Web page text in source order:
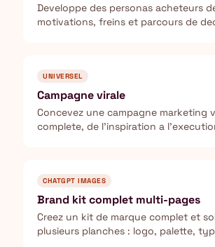
Developpe des personas acheteurs
motivations, freins et parcours de
UNIVERSEL
Campagne virale
Concevez une campagne marketing
complete, de l'inspiration a
CHATGPT IMAGES
Brand kit complet multi-pages
Creez un kit de marque complet et
plusieurs planches : logo, palette,